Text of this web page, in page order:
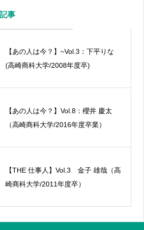
事
【あの人は今？】~Vol.3：下平りな
(高崎商科大学/2008年度卒)
【あの人は今？】Vol.8：櫻井 慶太
（高崎商科大学/2016年度卒業）
【THE 仕事人】Vol.3 金子 雄哉（高
崎商科大学/2011年度卒）